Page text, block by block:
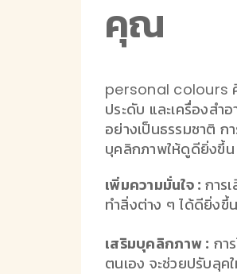
คุณ
personal colours คื
ประดับ และเครื่องสำ
อย่างเป็นธรรมชาติ
บุคลิกภาพให้ดูดียิ่งขึ้
เพิ่มความมั่นใจ : การ
ทำสิ่งต่าง ๆ ได้ดียิ่งขึ้น
เสริมบุคลิกภาพ : กา
ตนเอง จะช่วยปรับลุค